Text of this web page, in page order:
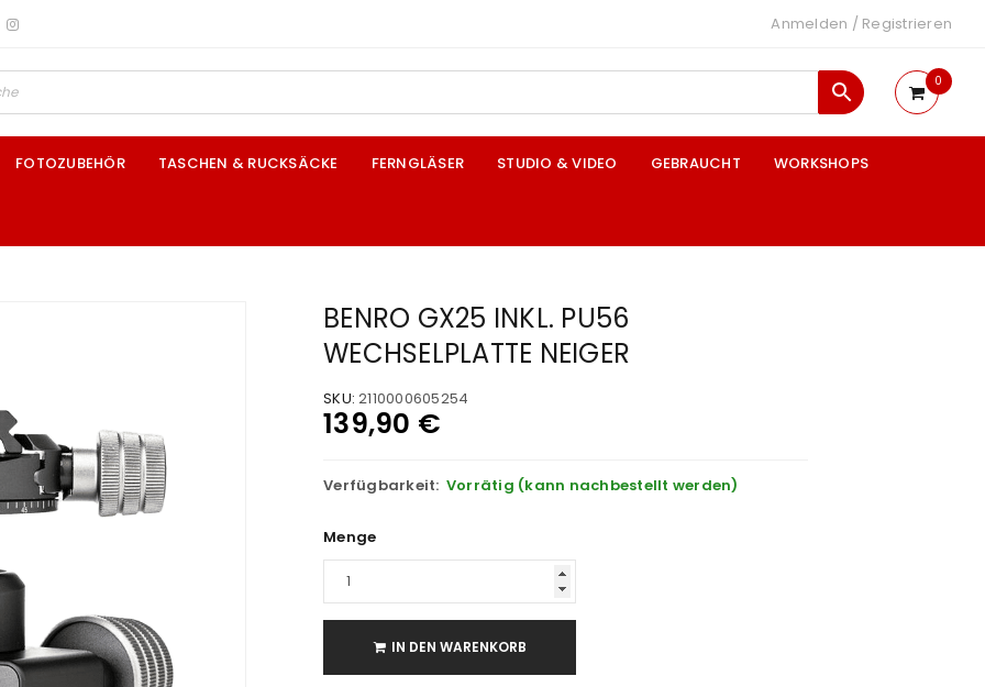
Anmelden / Registrieren
0
FOTOZUBEHÖR TASCHEN & RUCKSÄCKE FERNGLÄSER STUDIO & VIDEO GEBRAUCHT WORKSHOPS
BENRO GX25 INKL. PU56
WECHSELPLATTE NEIGER
SKU: 2110000605254
139,90 €
Verfügbarkeit: Vorrätig (kann nachbestellt werden)
Menge
IN DEN WARENKORB